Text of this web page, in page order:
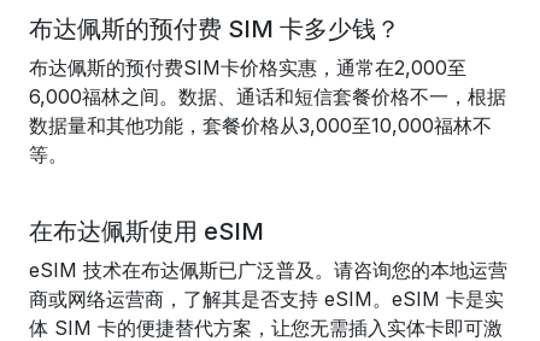
布达佩斯的预付费 SIM 卡多少钱？
布达佩斯的预付费SIM卡价格实惠，通常在2,000至
6,000福林之间。数据、通话和短信套餐价格不一，根据
数据量和其他功能，套餐价格从3,000至10,000福林不
等。
在布达佩斯使用 eSIM
eSIM 技术在布达佩斯已广泛普及。请咨询您的本地运营
商或网络运营商，了解其是否支持 eSIM。eSIM 卡是实
体 SIM 卡的便捷替代方案，让您无需插入实体卡即可激